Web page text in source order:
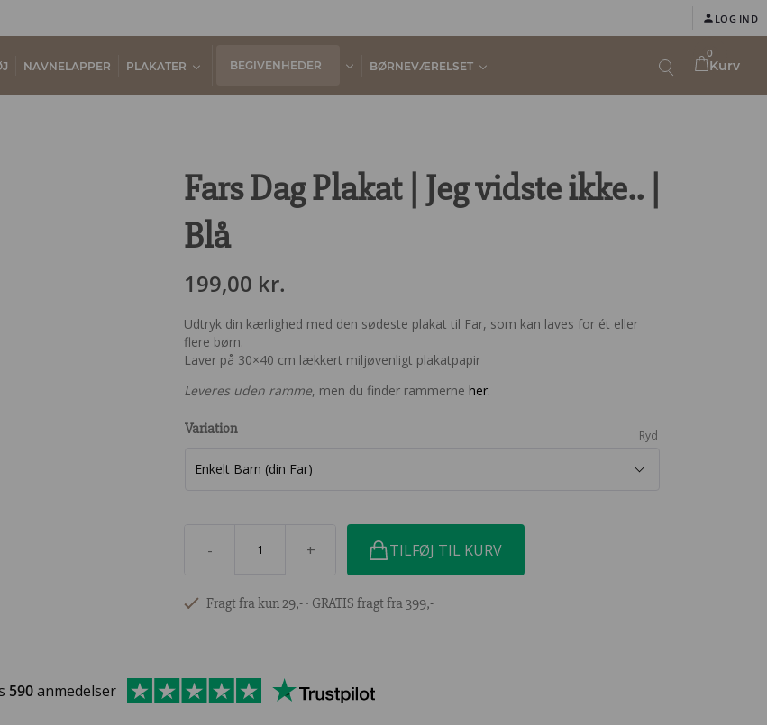
LOG IND
0
Kurv
NAVNELAPPER PLAKATER BEGIVENHEDER BØRNEVÆRELSET
Fars Dag Plakat | Jeg vidste ikke.. |
Blå
199,00 kr.
Udtryk din kærlighed med den sødeste plakat til Far, som kan laves for ét eller
flere børn.
Laver på 30×40 cm lækkert miljøvenligt plakatpapir
Leveres uden ramme, men du finder rammerne her.
Variation Ryd
- + TILFØJ TIL KURV
Fragt fra kun 29,- ∙ GRATIS fragt fra 399,-
590anmedelser